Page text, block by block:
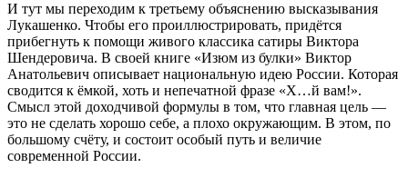
И тут мы переходим к третьему объяснению высказывания
Лукашенко. Чтобы его проиллюстрировать, придётся
прибегнуть к помощи живого классика сатиры Виктора
Шендеровича. В своей книге «Изюм из булки» Виктор
Анатольевич описывает национальную идею России. Которая
сводится к ёмкой, хоть и непечатной фразе «Х…й вам!».
Смысл этой доходчивой формулы в том, что главная цель —
это не сделать хорошо себе, а плохо окружающим. В этом, по
большому счёту, и состоит особый путь и величие
современной России.